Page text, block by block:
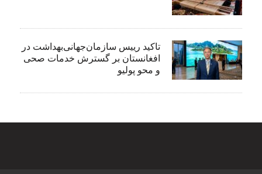
تاکید رییس سازمان‌جهانی‌بهداشت در
افغانستان بر گسترش خدمات صحی
و محو پولیو